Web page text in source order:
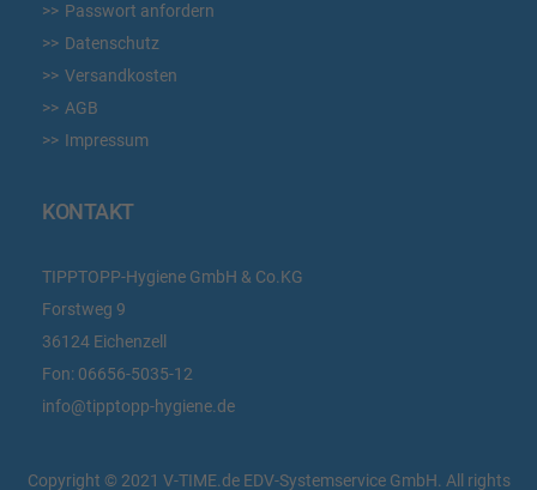
Passwort anfordern
Datenschutz
Versandkosten
AGB
Impressum
KONTAKT
TIPPTOPP-Hygiene GmbH & Co.KG
Forstweg 9
36124 Eichenzell
Fon: 06656-5035-12
info@tipptopp-hygiene.de
Copyright © 2021 V-TIME.de EDV-Systemservice GmbH. All rights